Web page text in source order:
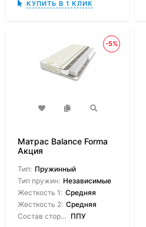
КУПИТЬ В 1 КЛИК
-5%
Матрас Balance Forma
Акция
Тип: Пружинный
Тип пружин: Независимые
Жесткость 1: Средняя
Жесткость 2: Средняя
Состав сторон: ППУ